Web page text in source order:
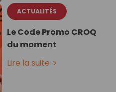
ACTUALITÉS
Le Code Promo CROQ
du moment
Lire la suite